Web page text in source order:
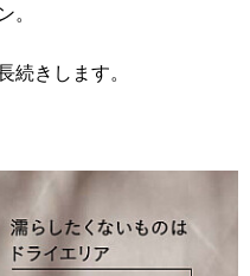
。
続きします。